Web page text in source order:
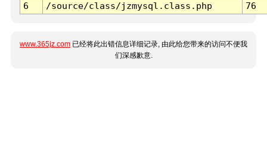
6 /source/class/jzmysql.class.php 76
www.365jz.com 已经将此出错信息详细记录, 由此给您带来的访问不便我
们深感歉意.